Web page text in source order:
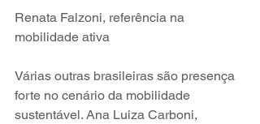
Renata Falzoni, referência na
mobilidade ativa
Várias outras brasileiras são presença
forte no cenário da mobilidade
sustentável. Ana Luiza Carboni,